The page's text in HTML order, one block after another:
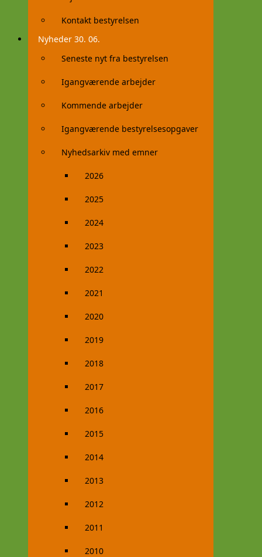
Kontakt bestyrelsen
Nyheder 30. 06.
Seneste nyt fra bestyrelsen
Igangværende arbejder
Kommende arbejder
Igangværende bestyrelsesopgaver
Nyhedsarkiv med emner
2026
2025
2024
2023
2022
2021
2020
2019
2018
2017
2016
2015
2014
2013
2012
2011
2010